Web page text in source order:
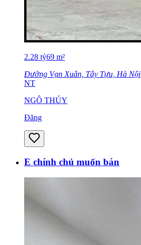
2.28 tỷ69 m²
Đường Vạn Xuân, Tây Tựu, Hà Nội
NT
NGÔ THÚY
Đăng
E chính chủ muốn bán